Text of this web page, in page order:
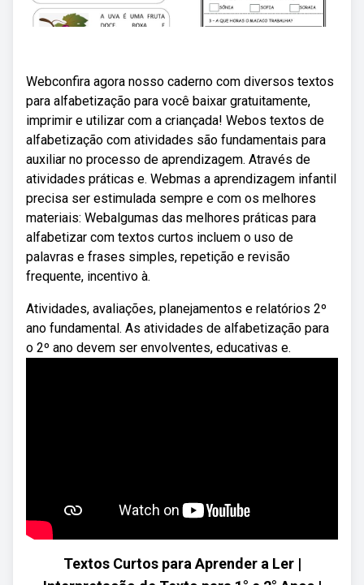
Webconfira agora nosso caderno com diversos textos
para alfabetização para você baixar gratuitamente,
imprimir e utilizar com a criançada! Webos textos de
alfabetização com atividades são fundamentais para
auxiliar no processo de aprendizagem. Através de
atividades práticas e. Webmas a aprendizagem infantil
precisa ser estimulada sempre e com os melhores
materiais: Webalgumas das melhores práticas para
alfabetizar com textos curtos incluem o uso de
palavras e frases simples, repetição e revisão
frequente, incentivo à.
Atividades, avaliações, planejamentos e relatórios 2º
ano fundamental. As atividades de alfabetização para
o 2º ano devem ser envolventes, educativas e.
Textos Curtos para Aprender a Ler |